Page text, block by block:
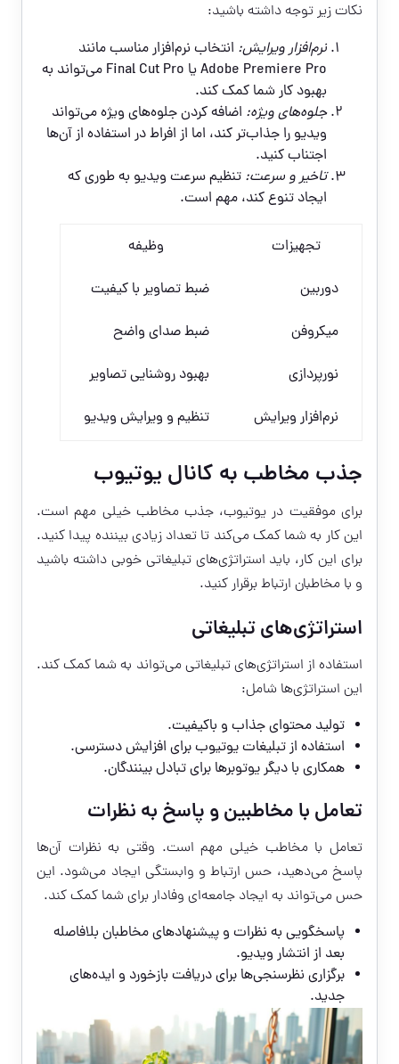
نکات زیر توجه داشته باشید:
نرم‌افزار ویرایش: انتخاب نرم‌افزار مناسب مانند
Adobe Premiere Pro یا Final Cut Pro می‌تواند به
بهبود کار شما کمک کند.
جلوه‌های ویژه: اضافه کردن جلوه‌های ویژه می‌تواند
ویدیو را جذاب‌تر کند، اما از افراط در استفاده از آن‌ها
اجتناب کنید.
تاخیر و سرعت: تنظیم سرعت ویدیو به طوری که
ایجاد تنوع کند، مهم است.
تجهیزات
وظیفه
دوربین
ضبط تصاویر با کیفیت
میکروفن
ضبط صدای واضح
نورپردازی
بهبود روشنایی تصاویر
نرم‌افزار ویرایش
تنظیم و ویرایش ویدیو
جذب مخاطب به کانال یوتیوب
برای موفقیت در یوتیوب، جذب مخاطب خیلی مهم است.
این کار به شما کمک می‌کند تا تعداد زیادی بیننده پیدا کنید.
برای این کار، باید استراتژی‌های تبلیغاتی خوبی داشته باشید
و با مخاطبان ارتباط برقرار کنید.
استراتژی‌های تبلیغاتی
استفاده از استراتژی‌های تبلیغاتی می‌تواند به شما کمک کند.
این استراتژی‌ها شامل:
تولید محتوای جذاب و باکیفیت.
استفاده از تبلیغات یوتیوب برای افزایش دسترسی.
همکاری با دیگر یوتوبرها برای تبادل بینندگان.
تعامل با مخاطبین و پاسخ به نظرات
تعامل با مخاطب خیلی مهم است. وقتی به نظرات آن‌ها
پاسخ می‌دهید، حس ارتباط و وابستگی ایجاد می‌شود. این
حس می‌تواند به ایجاد جامعه‌ای وفادار برای شما کمک کند.
پاسخگویی به نظرات و پیشنهادهای مخاطبان بلافاصله
بعد از انتشار ویدیو.
برگزاری نظرسنجی‌ها برای دریافت بازخورد و ایده‌های
جدید.